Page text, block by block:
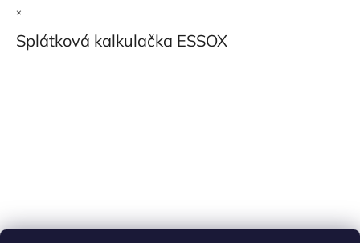
×
Splátková kalkulačka ESSOX